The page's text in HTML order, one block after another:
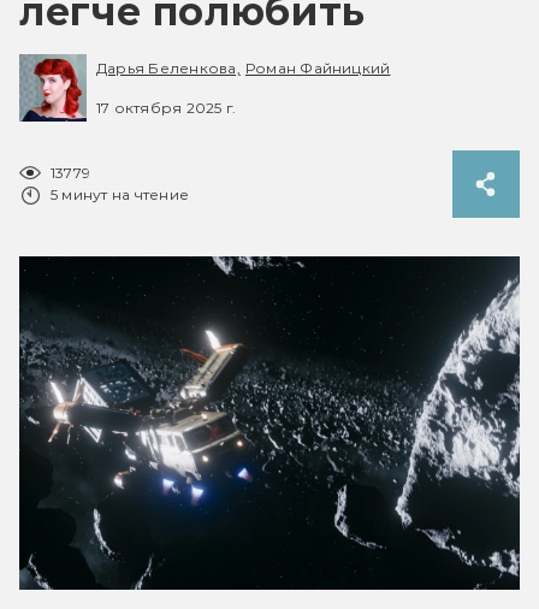
легче полюбить
Дарья Беленкова, Роман Файницкий
17 октября 2025 г.
13779
5 минут на чтение